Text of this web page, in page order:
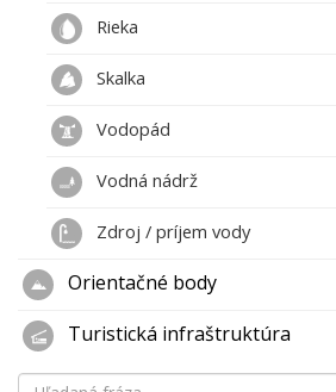
Rieka
Skalka
Vodopád
Vodná nádrž
Zdroj / príjem vody
Orientačné body
Turistická infraštruktúra